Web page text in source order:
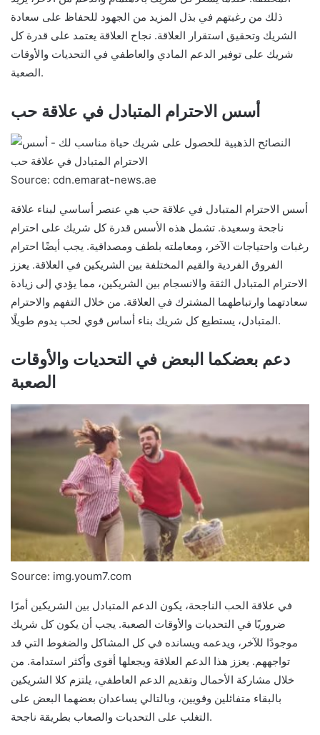
ذلك من رغبتهم في بذل المزيد من الجهود للحفاظ على سعادة
الشريك وتحقيق استقرار العلاقة. نجاح العلاقة يعتمد على قدرة كل
شريك على توفير الدعم المادي والعاطفي في التحديات والأوقات
الصعبة.
أسس الاحترام المتبادل في علاقة حب
Source: cdn.emarat-news.ae
أسس الاحترام المتبادل في علاقة حب هي عنصر أساسي لبناء علاقة
ناجحة وسعيدة. تشمل هذه الأسس قدرة كل شريك على احترام
رغبات واحتياجات الآخر، ومعاملته بلطف ومصداقية. يجب أيضًا احترام
الفروق الفردية والقيم المختلفة بين الشريكين في العلاقة. يعزز
الاحترام المتبادل الثقة والانسجام بين الشريكين، مما يؤدي إلى زيادة
سعادتهما وارتباطهما المشترك في العلاقة. من خلال التفهم والاحترام
المتبادل، يستطيع كل شريك بناء أساس قوي لحب يدوم طويلًا.
دعم بعضكما البعض في التحديات والأوقات
الصعبة
Source: img.youm7.com
في علاقة الحب الناجحة، يكون الدعم المتبادل بين الشريكين أمرًا
ضروريًا في التحديات والأوقات الصعبة. يجب أن يكون كل شريك
موجودًا للآخر، ويدعمه ويسانده في كل المشاكل والضغوط التي قد
تواجههم. يعزز هذا الدعم العلاقة ويجعلها أقوى وأكثر استدامة. من
خلال مشاركة الأحمال وتقديم الدعم العاطفي، يلتزم كلا الشريكين
بالبقاء متفائلين وقويين، وبالتالي يساعدان بعضهما البعض على
التغلب على التحديات والصعاب بطريقة ناجحة.